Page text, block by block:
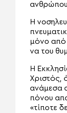
Η
μόνο από
να του
Η
Χριστός,
ανάμεσα
πόνου
«τίποτε